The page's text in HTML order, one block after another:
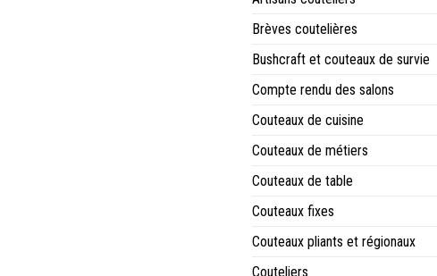
Brèves coutelières
Bushcraft et couteaux de survie
Compte rendu des salons
Couteaux de cuisine
Couteaux de métiers
Couteaux de table
Couteaux fixes
Couteaux pliants et régionaux
Couteliers